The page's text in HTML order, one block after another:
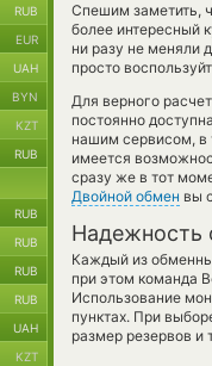
Спешим заметить,
более интересный
ни разу не меняли
просто
Для верного
постоянно
нашим сервисом, в
имеется
сразу же в тот
Двойной обмен вы
Надежность
Каждый из
при этом команда
Использование
пунктах. При
размер резервов и
RUB
EUR
UAH
BYN
KZT
RUB
RUB
RUB
RUB
RUB
UAH
KZT